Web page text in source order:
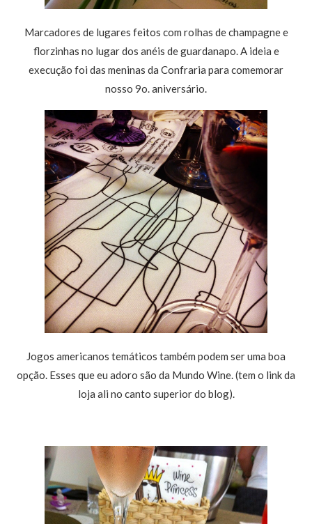
Marcadores de lugares feitos com rolhas de champagne e
florzinhas no lugar dos anéis de guardanapo. A ideia e
execução foi das meninas da Confraria para comemorar
nosso 9o. aniversário.
Jogos americanos temáticos também podem ser uma boa
opção. Esses que eu adoro são da Mundo Wine. (tem o link da
loja ali no canto superior do blog).